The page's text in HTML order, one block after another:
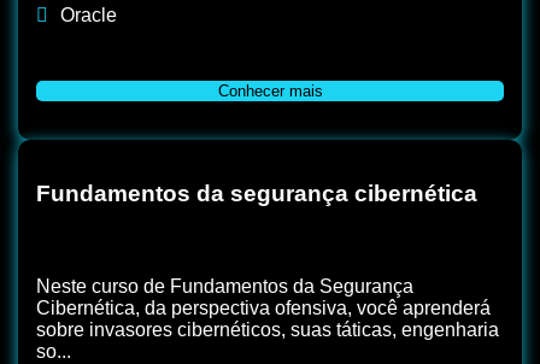
Oracle
Conhecer mais
Fundamentos da segurança cibernética
Neste curso de Fundamentos da Segurança
Cibernética, da perspectiva ofensiva, você aprenderá
sobre invasores cibernéticos, suas táticas, engenharia
so...